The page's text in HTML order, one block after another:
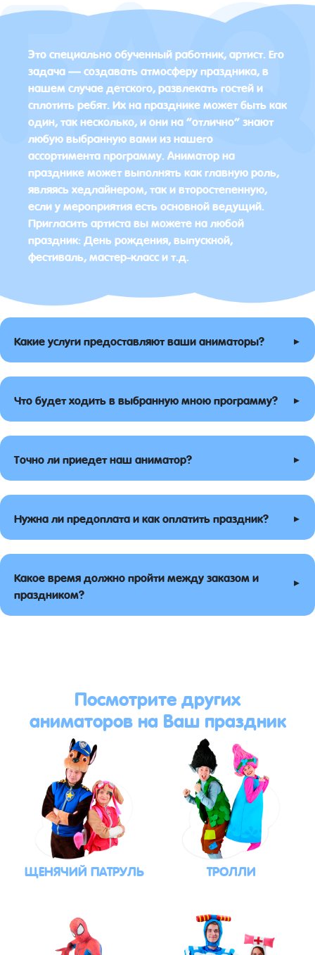
Это специально обученный работник, артист. Его
задача — создавать атмосферу праздника, в
нашем случае детского, развлекать гостей и
сплотить ребят. Их на празднике может быть как
один, так несколько, и они на “отлично” знают
любую выбранную вами из нашего
ассортимента программу. Аниматор на
празднике может выполнять как главную роль,
являясь хедлайнером, так и второстепенную,
если у мероприятия есть основной ведущий.
Пригласить артиста вы можете на любой
праздник: День рождения, выпускной,
фестиваль, мастер-класс и т.д.
Какие услуги предоставляют ваши аниматоры? ▸
Что будет ходить в выбранную мною программу? ▸
Точно ли приедет наш аниматор? ▸
Нужна ли предоплата и как оплатить праздник? ▸
Какое время должно пройти между заказом и
праздником?
▸
Посмотрите других
аниматоров на Ваш праздник
ЩЕНЯЧИЙ ПАТРУЛЬ ТРОЛЛИ